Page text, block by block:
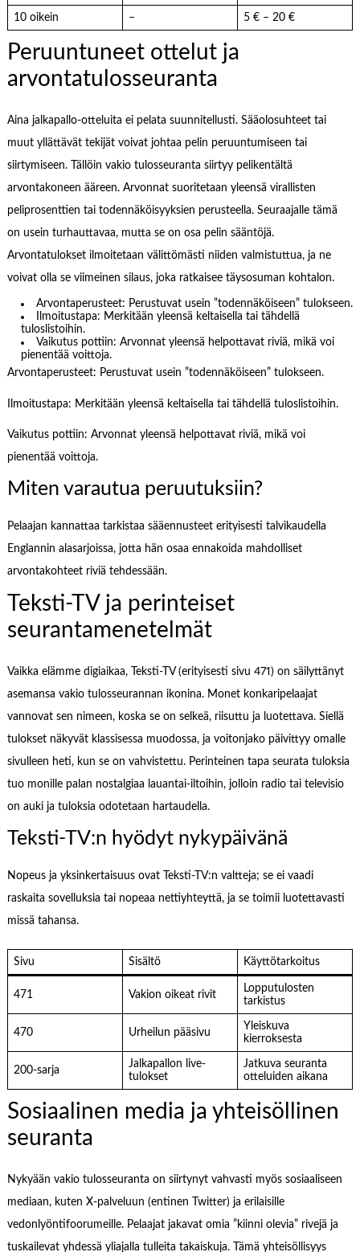
10 oikein – 5 € – 20 €
Peruuntuneet ottelut ja
arvontatulosseuranta
Aina jalkapallo-otteluita ei pelata suunnitellusti. Sääolosuhteet tai
muut yllättävät tekijät voivat johtaa pelin peruuntumiseen tai
siirtymiseen. Tällöin vakio tulosseuranta siirtyy pelikentältä
arvontakoneen ääreen. Arvonnat suoritetaan yleensä virallisten
peliprosenttien tai todennäköisyyksien perusteella. Seuraajalle tämä
on usein turhauttavaa, mutta se on osa pelin sääntöjä.
Arvontatulokset ilmoitetaan välittömästi niiden valmistuttua, ja ne
voivat olla se viimeinen silaus, joka ratkaisee täysosuman kohtalon.
Arvontaperusteet: Perustuvat usein ”todennäköiseen” tulokseen.
Ilmoitustapa: Merkitään yleensä keltaisella tai tähdellä
tuloslistoihin.
Vaikutus pottiin: Arvonnat yleensä helpottavat riviä, mikä voi
pienentää voittoja.
Arvontaperusteet: Perustuvat usein ”todennäköiseen” tulokseen.
Ilmoitustapa: Merkitään yleensä keltaisella tai tähdellä tuloslistoihin.
Vaikutus pottiin: Arvonnat yleensä helpottavat riviä, mikä voi
pienentää voittoja.
Miten varautua peruutuksiin?
Pelaajan kannattaa tarkistaa sääennusteet erityisesti talvikaudella
Englannin alasarjoissa, jotta hän osaa ennakoida mahdolliset
arvontakohteet riviä tehdessään.
Teksti-TV ja perinteiset
seurantamenetelmät
Vaikka elämme digiaikaa, Teksti-TV (erityisesti sivu 471) on säilyttänyt
asemansa vakio tulosseurannan ikonina. Monet konkaripelaajat
vannovat sen nimeen, koska se on selkeä, riisuttu ja luotettava. Siellä
tulokset näkyvät klassisessa muodossa, ja voitonjako päivittyy omalle
sivulleen heti, kun se on vahvistettu. Perinteinen tapa seurata tuloksia
tuo monille palan nostalgiaa lauantai-iltoihin, jolloin radio tai televisio
on auki ja tuloksia odotetaan hartaudella.
Teksti-TV:n hyödyt nykypäivänä
Nopeus ja yksinkertaisuus ovat Teksti-TV:n valtteja; se ei vaadi
raskaita sovelluksia tai nopeaa nettiyhteyttä, ja se toimii luotettavasti
missä tahansa.
Sivu Sisältö Käyttötarkoitus
471 Vakion oikeat rivit
Lopputulosten
tarkistus
470 Urheilun pääsivu
Yleiskuva
kierroksesta
200-sarja
Jalkapallon live-
tulokset
Jatkuva seuranta
otteluiden aikana
Sosiaalinen media ja yhteisöllinen
seuranta
Nykyään vakio tulosseuranta on siirtynyt vahvasti myös sosiaaliseen
mediaan, kuten X-palveluun (entinen Twitter) ja erilaisille
vedonlyöntifoorumeille. Pelaajat jakavat omia ”kiinni olevia” rivejä ja
tuskailevat yhdessä yliajalla tulleita takaiskuja. Tämä yhteisöllisyys